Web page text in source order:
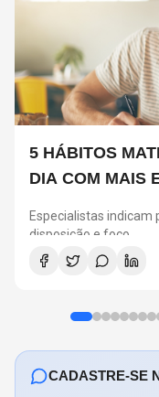
5 HÁBITOS
DIA COM MAIS
Especialistas
disposição e foco
CADASTRE-SE